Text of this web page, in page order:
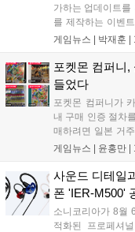
가하는 업데이트
를 제작하는 이벤
격은 소폭 상승했
수요는 늘었으나
와 무기는 서버별로
게임뉴스 | 박재훈
포켓몬 컴퍼니,
들었다
포켓몬 컴퍼니가
내 구매 인증 절차
매하려면 일본 거
이 필수다. 해당 상
러한 정책이 시장
리고 있다....
게임뉴스 | 윤홍만
사운드 디테일
폰 'IER-M500'
소니코리아가 8월
적화된 프로페셔